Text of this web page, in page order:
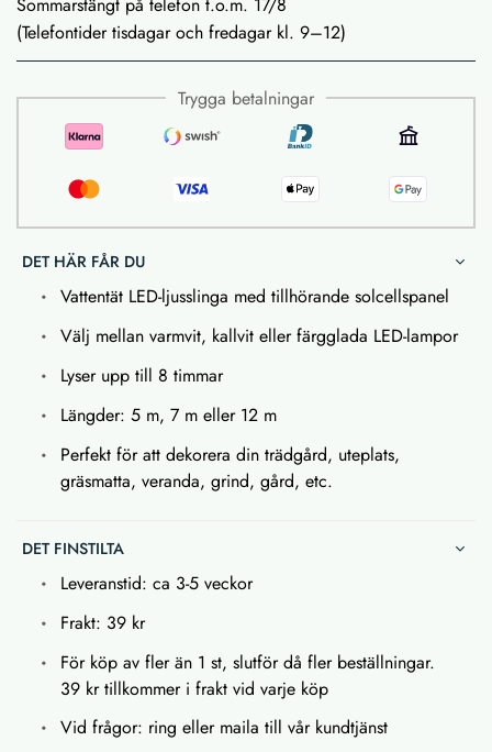
(Telefontider tisdagar och fredagar kl. 9–12)
Trygga betalningar
DET HÄR FÅR DU
Vattentät LED-ljusslinga med tillhörande solcellspanel
Välj mellan varmvit, kallvit eller färgglada LED-lampor
Lyser upp till 8 timmar
Längder: 5 m, 7 m eller 12 m
Perfekt för att dekorera din trädgård, uteplats,
gräsmatta, veranda, grind, gård, etc.
DET FINSTILTA
Leveranstid: ca 3-5 veckor
Frakt: 39 kr
För köp av fler än 1 st, slutför då fler beställningar.
39 kr tillkommer i frakt vid varje köp
Vid frågor: ring eller maila till vår kundtjänst